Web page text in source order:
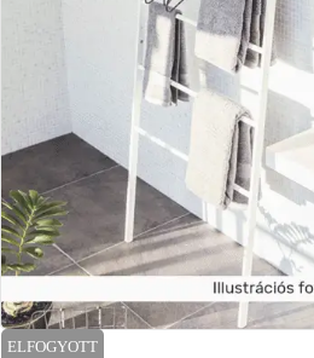
ELFOGYOTT